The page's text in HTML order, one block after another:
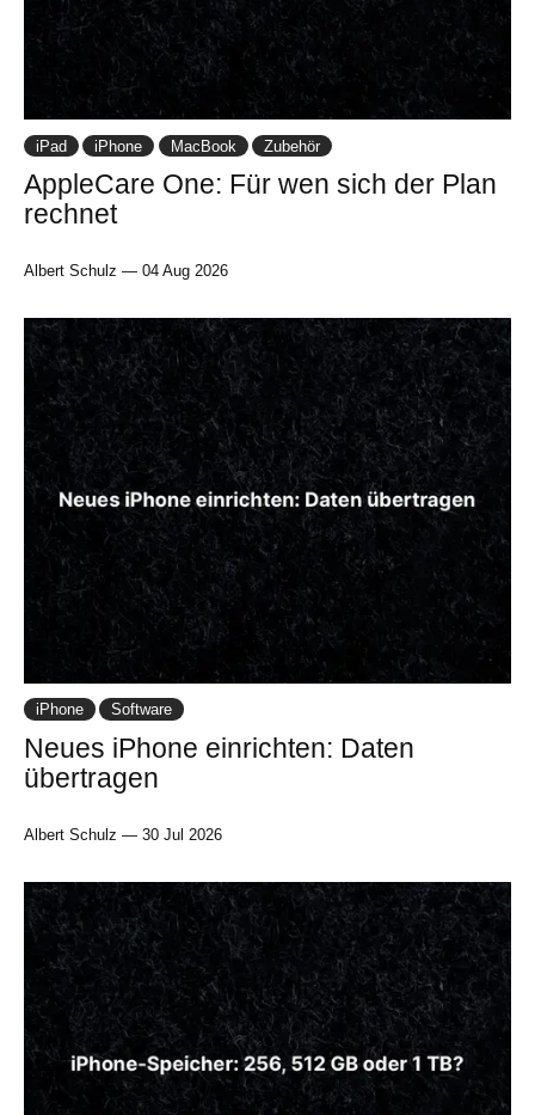
iPad iPhone MacBook Zubehör
AppleCare One: Für wen sich der Plan
rechnet
Albert Schulz — 04 Aug 2026
iPhone Software
Neues iPhone einrichten: Daten
übertragen
Albert Schulz — 30 Jul 2026